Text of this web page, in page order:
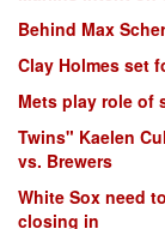
Behind Max
Clay Holmes set
Mets play role of
Twins" Kaelen
vs. Brewers
White Sox need
closing in